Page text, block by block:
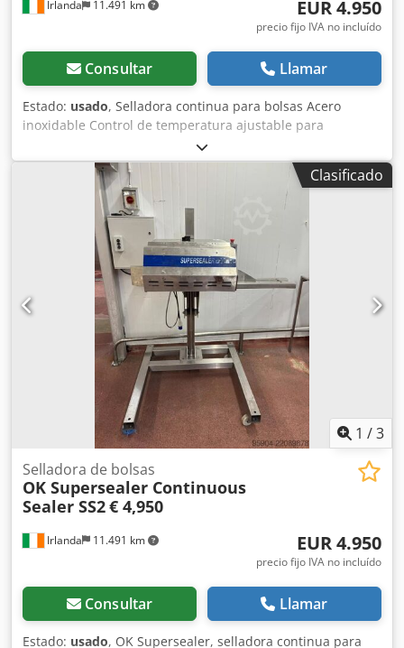
Irlanda 11.491 km EUR 4.950
precio fijo IVA no incluído
Consultar Llamar
Estado: usado, Selladora continua para bolsas Acero
inoxidable Control de temperatura ajustable para
diferentes grosores/micrones de bolsas Mástil de altura
ajustable Csdpfxjzcg R Ts Aproha Fácilmente desplazable
sobre ruedas Precio: 4.950 €
Clasificado
1 /3
Irlanda 11.491 km
Selladora de bolsas
OK Supersealer Continuous
Sealer SS2€ 4,950
EUR 4.950
precio fijo IVA no incluído
Consultar Llamar
Estado: usado, OK Supersealer, selladora continua para